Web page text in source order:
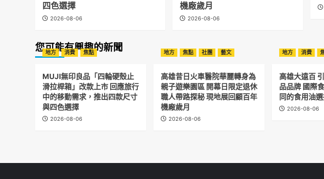
四色選擇
2026-08-06
機廠歲月
2026-08-06
您可能有興趣的新聞
地方 消費 焦點
MUJI無印良品「四輪硬殼止
滑拉桿箱」改款上市 回應旅行
中的移動需求，推出四款尺寸
與四色選擇
2026-08-06
地方 焦點 社團 藝文
高雄昔日火車醫院華麗轉身為
親子遊樂園區 開幕日限定退休
職人帶路探秘 現地展回顧百年
機廠歲月
2026-08-06
地方 消費
高雄大遠百
品品牌 國際
同的食用油
2026-08-06